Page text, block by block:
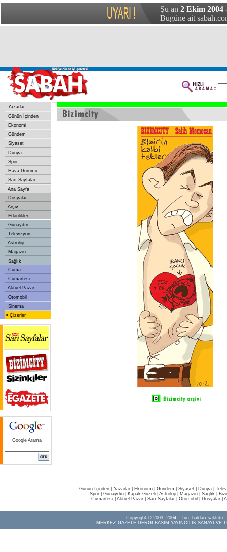
Şu an 2 Ekim 2004
Bugüne ait
Yazarlar
Günün İçinden
Ekonomi
Gündem
Siyaset
Dünya
Spor
Hava Durumu
Sarı Sayfalar
Ana Sayfa
Dosyalar
Arşiv
Etkinlikler
Günaydın
Televizyon
Astroloji
Magazin
Sağlık
Cuma
Cumartesi
Aktüel Pazar
Otomobil
Sinema
» Çizerler
Google Arama
Günün İçinden Yazarlar Ekonomi Gündem Siyaset Dünya |
Spor
Günaydın Kapak Güzeli Astroloji Magazin Sağlık
Cumartesi| Aktüel Pazar| Sarı Sayfalar| Otomobil Dosyalar|
Copyright © 2003, 2004 - Tüm hakları saklıdır.
MERKEZ GAZETE DERGİ BASIM YAYINCILIK SANAYİ VE